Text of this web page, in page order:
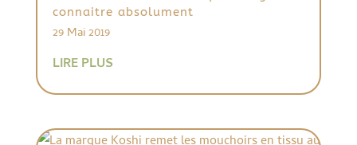
connaitre absolument
29 Mai 2019
LIRE PLUS